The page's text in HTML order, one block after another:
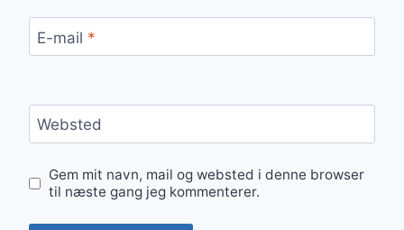
E-mail *
Websted
Gem mit navn, mail og websted i denne browser
til næste gang jeg kommenterer.